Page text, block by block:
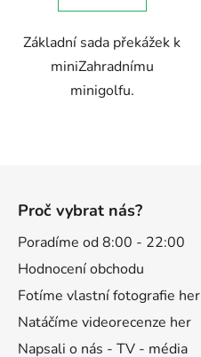
Základní sada překážek k
miniZahradnímu
minigolfu.
Proč vybrat nás?
Poradíme od 8:00 - 22:00
Hodnocení obchodu
Fotíme vlastní fotografie her
Natáčíme videorecenze her
Napsali o nás - TV - média